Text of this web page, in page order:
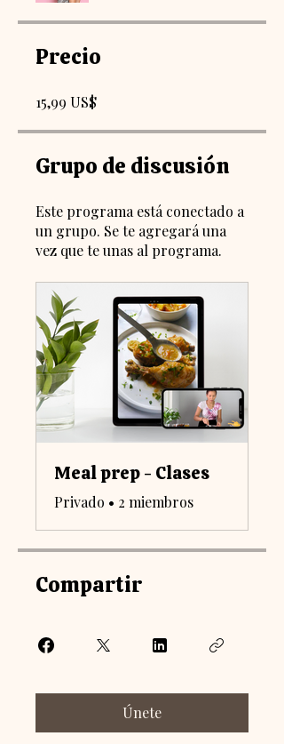
Precio
15,99 US$
Grupo de discusión
Este programa está conectado a
un grupo. Se te agregará una
vez que te unas al programa.
Meal prep - Clases
Privado • 2 miembros
Compartir
Únete